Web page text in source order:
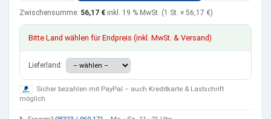
Zwischensumme: 56,17 € inkl. 19 % MwSt. (1 St. × 56,17 €)
Bitte Land wählen für Endpreis (inkl. MwSt. & Versand)
Lieferland:
Sicher bezahlen mit PayPal – auch Kreditkarte & Lastschrift
möglich.